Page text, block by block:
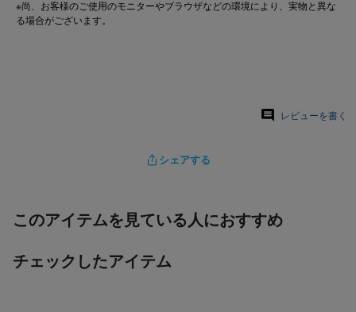
※尚、お客様のご使用のモニターやブラウザなどの環境により、実物と異な
る場合がございます。
レビューを書く
シェアする
このアイテムを見ている人におすすめ
チェックしたアイテム